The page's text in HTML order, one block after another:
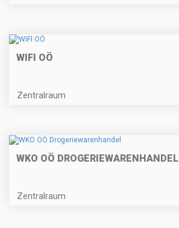
WIFI OÖ
Zentralraum
WKO OÖ DROGERIEWARENHANDEL
Zentralraum